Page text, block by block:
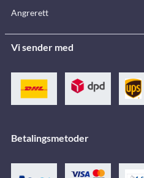
Angrerett
Vi sender med
Betalingsmetoder